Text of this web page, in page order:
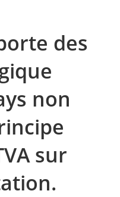
des
non
sur